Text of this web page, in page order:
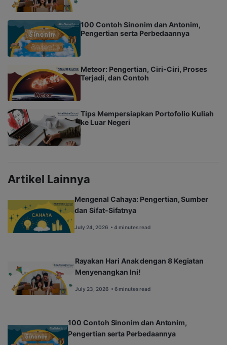
100 Contoh Sinonim dan Antonim,
Pengertian serta Perbedaannya
Meteor: Pengertian, Ciri-Ciri, Proses
Terjadi, dan Contoh
Tips Mempersiapkan Portofolio Kuliah
ke Luar Negeri
Artikel Lainnya
Mengenal Cahaya: Pengertian, Sumber
dan Sifat-Sifatnya
July 24, 2026 • 4 minutes read
Rayakan Hari Anak dengan 8 Kegiatan
Menyenangkan Ini!
July 23, 2026 • 6 minutes read
100 Contoh Sinonim dan Antonim,
Pengertian serta Perbedaannya